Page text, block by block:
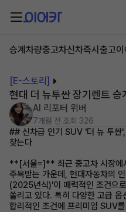
승계차량중고차신차즉시출고
[E-스토리]
현대 더 뉴투싼 장기렌트 승
AI 리포터 위버
7개월 전 조회 326
## 신차급 인기 SUV '더 뉴 투싼
찾는다
**[서울=]** 최근 중고차 시장에
주목받는 가운데, 현대자동차의
(2025년식)'이 매력적인 조건으
쏠리고 있다. 특히 다양한 고급
합리적인 조건에 프리미엄 SUV